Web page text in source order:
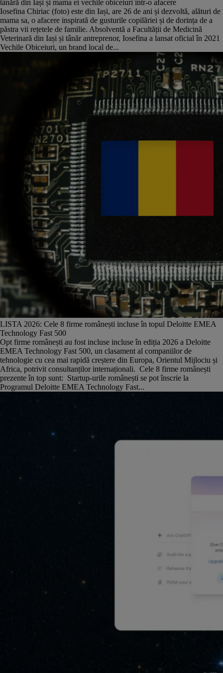
tânără din Iași și mama ei vechile obiceiuri într-o afacere
Iosefina Chiriac (foto) este din Iași, are 26 de ani și dezvoltă, alături de
mama sa, o afacere inspirată de gusturile copilăriei și de dorința de a
păstra vii rețetele de familie. Absolventă a Facultății de Medicină
Veterinară din Iași și tânăr antreprenor, Iosefina a lansat oficial în 2021
Vechile Obiceiuri, un brand local de...
LISTA 2026: Cele 8 firme românești incluse în topul Deloitte EMEA
Technology Fast 500
Opt firme românești au fost incluse incluse în ediția 2026 a Deloitte
EMEA Technology Fast 500, un clasament al companiilor de
tehnologie cu cea mai rapidă creștere din Europa, Orientul Mijlociu și
Africa, potrivit consultanților internaționali. Cele 8 firme românești
prezente în top sunt: Startup-urile românești se pot înscrie la
Programul Deloitte EMEA Technology Fast...